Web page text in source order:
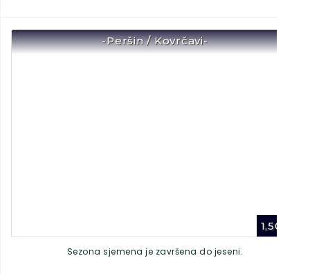
-Peršin / Kovrčavi-
1,50
Sezona sjemena je završena do jeseni.